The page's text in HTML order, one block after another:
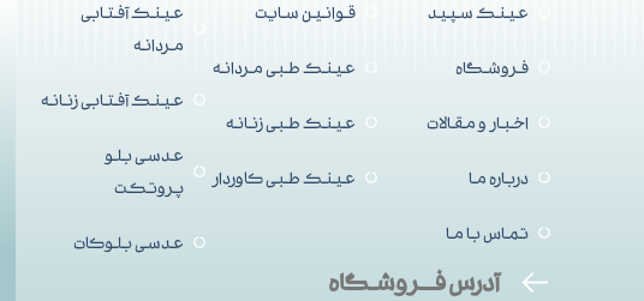
عینک سپید
فروشگاه
اخبار و مقالات
درباره ما
تماس با ما
قوانین سایت
عینک طبی مردانه
عینک طبی زنانه
عینک طبی کاوردار
عینک آفتابی
مردانه
عینک آفتابی زنانه
عدسی بلو
پروتکت
عدسی بلوکات
آدرس فــروشگاه